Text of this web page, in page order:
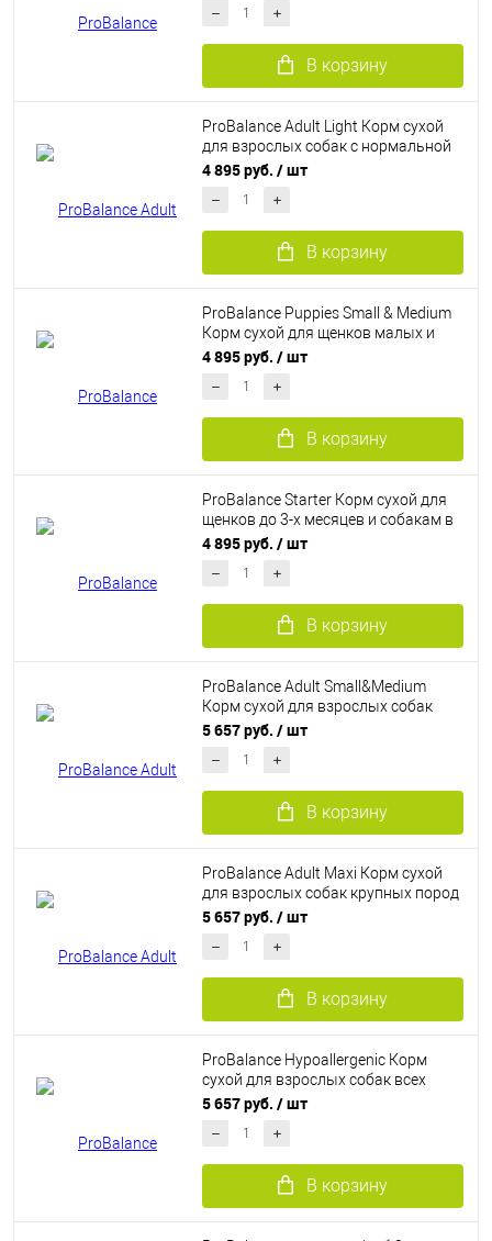
В корзину
ProBalance Adult Light Корм сухой
для взрослых собак с нормальной
активностью (12 кг)
4 895 руб. / шт
В корзину
ProBalance Puppies Small & Medium
Корм сухой для щенков малых и
средних пород (10 кг)
4 895 руб. / шт
В корзину
ProBalance Starter Корм сухой для
щенков до 3-х месяцев и собакам в
период беременности и лактации
4 895 руб. / шт
В корзину
ProBalance Adult Small&Medium
Корм сухой для взрослых собак
малых и средних пород (12 кг)
5 657 руб. / шт
В корзину
ProBalance Adult Maxi Корм сухой
для взрослых собак крупных пород
(12 кг)
5 657 руб. / шт
В корзину
ProBalance Hypoallergenic Корм
сухой для взрослых собак всех
пород с чувствительным
5 657 руб. / шт
В корзину